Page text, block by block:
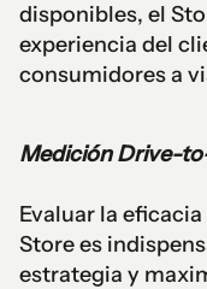
disponibles, el
experiencia del
consumidores a
Medición Drive-
Evaluar la
Store es
estrategia y